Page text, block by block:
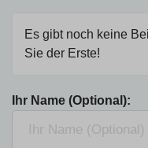
Es gibt noch keine
Sie der Erste!
Ihr Name (Optional):